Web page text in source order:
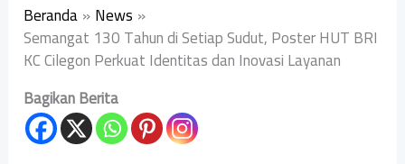
Beranda News
Semangat 130 Tahun di Setiap Sudut, Poster HUT BRI
KC Cilegon Perkuat Identitas dan Inovasi Layanan
Bagikan Berita